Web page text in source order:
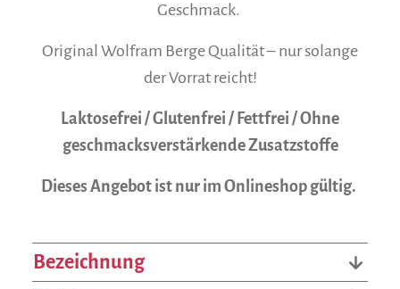
Geschmack.
Original Wolfram Berge Qualität – nur solange
der Vorrat reicht!
Laktosefrei / Glutenfrei / Fettfrei / Ohne
geschmacksverstärkende Zusatzstoffe
Dieses Angebot ist nur im Onlineshop gültig.
Bezeichnung